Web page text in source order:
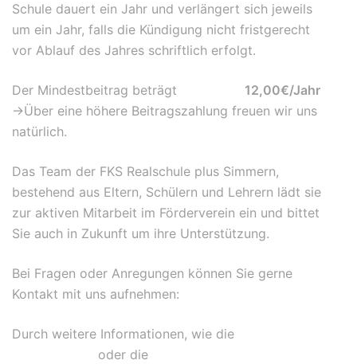
Schule dauert ein Jahr und verlängert sich jeweils
um ein Jahr, falls die Kündigung nicht fristgerecht
vor Ablauf des Jahres schriftlich erfolgt.
Der Mindestbeitrag beträgt 12,00€/Jahr
->Über eine höhere Beitragszahlung freuen wir uns
natürlich.
Das Team der FKS Realschule plus Simmern,
bestehend aus Eltern, Schülern und Lehrern lädt sie
zur aktiven Mitarbeit im Förderverein ein und bittet
Sie auch in Zukunft um ihre Unterstützung.
Bei Fragen oder Anregungen können Sie gerne
Kontakt mit uns aufnehmen:
Durch weitere Informationen, wie die
oder die